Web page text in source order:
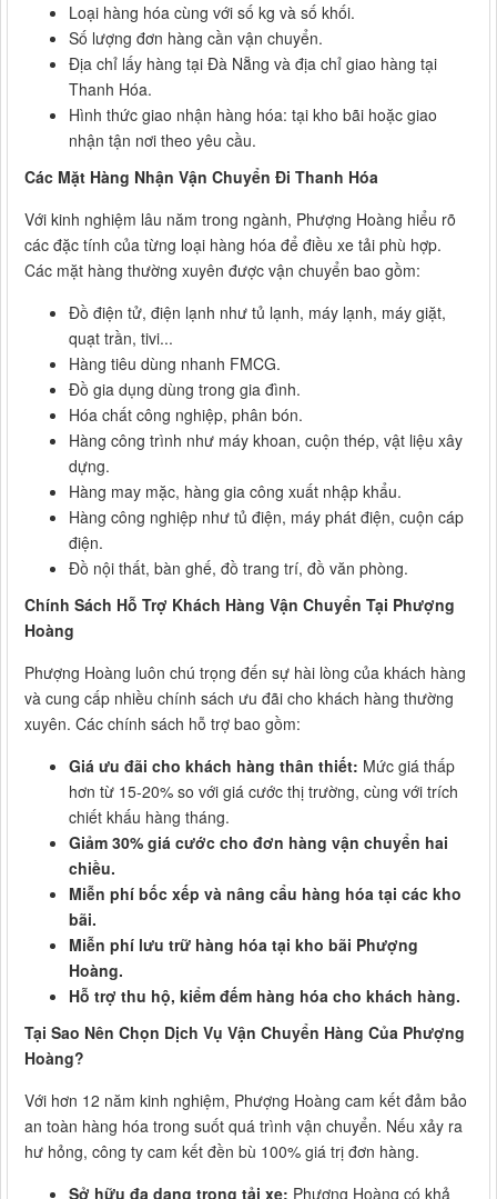
Loại hàng hóa cùng với số kg và số khối.
Số lượng đơn hàng cần vận chuyển.
Địa chỉ lấy hàng tại Đà Nẵng và địa chỉ giao hàng tại
Thanh Hóa.
Hình thức giao nhận hàng hóa: tại kho bãi hoặc giao
nhận tận nơi theo yêu cầu.
Các Mặt Hàng Nhận Vận Chuyển Đi Thanh Hóa
Với kinh nghiệm lâu năm trong ngành, Phượng Hoàng hiểu rõ
các đặc tính của từng loại hàng hóa để điều xe tải phù hợp.
Các mặt hàng thường xuyên được vận chuyển bao gồm:
Đồ điện tử, điện lạnh như tủ lạnh, máy lạnh, máy giặt,
quạt trần, tivi...
Hàng tiêu dùng nhanh FMCG.
Đồ gia dụng dùng trong gia đình.
Hóa chất công nghiệp, phân bón.
Hàng công trình như máy khoan, cuộn thép, vật liệu xây
dựng.
Hàng may mặc, hàng gia công xuất nhập khẩu.
Hàng công nghiệp như tủ điện, máy phát điện, cuộn cáp
điện.
Đồ nội thất, bàn ghế, đồ trang trí, đồ văn phòng.
Chính Sách Hỗ Trợ Khách Hàng Vận Chuyển Tại Phượng
Hoàng
Phượng Hoàng luôn chú trọng đến sự hài lòng của khách hàng
và cung cấp nhiều chính sách ưu đãi cho khách hàng thường
xuyên. Các chính sách hỗ trợ bao gồm:
Giá ưu đãi cho khách hàng thân thiết: Mức giá thấp
hơn từ 15-20% so với giá cước thị trường, cùng với trích
chiết khấu hàng tháng.
Giảm 30% giá cước cho đơn hàng vận chuyển hai
chiều.
Miễn phí bốc xếp và nâng cẩu hàng hóa tại các kho
bãi.
Miễn phí lưu trữ hàng hóa tại kho bãi Phượng
Hoàng.
Hỗ trợ thu hộ, kiểm đếm hàng hóa cho khách hàng.
Tại Sao Nên Chọn Dịch Vụ Vận Chuyển Hàng Của Phượng
Hoàng?
Với hơn 12 năm kinh nghiệm, Phượng Hoàng cam kết đảm bảo
an toàn hàng hóa trong suốt quá trình vận chuyển. Nếu xảy ra
hư hỏng, công ty cam kết đền bù 100% giá trị đơn hàng.
Sở hữu đa dạng trọng tải xe: Phượng Hoàng có khả